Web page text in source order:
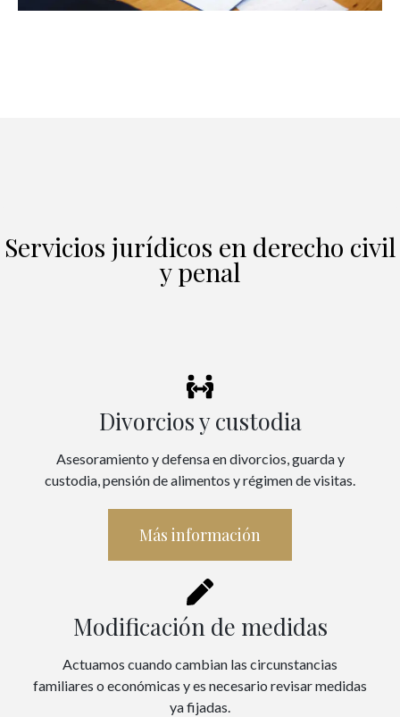
Servicios jurídicos en derecho civil
y penal
Divorcios y custodia
Asesoramiento y defensa en divorcios, guarda y
custodia, pensión de alimentos y régimen de visitas.
Más información
Modificación de medidas
Actuamos cuando cambian las circunstancias
familiares o económicas y es necesario revisar medidas
ya fijadas.